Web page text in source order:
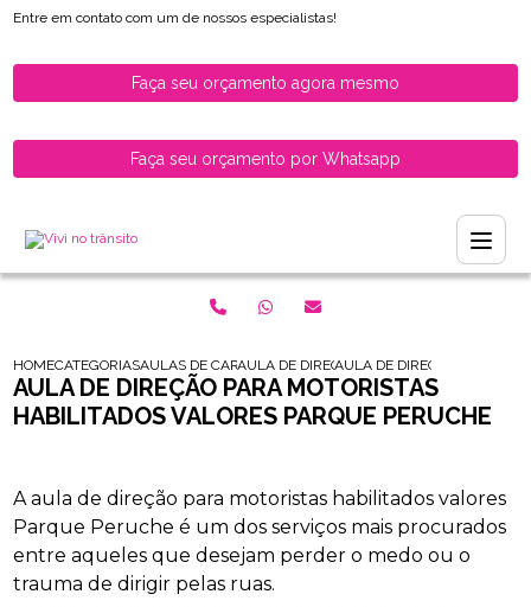
Entre em contato com um de nossos especialistas!
Faça seu orçamento agora mesmo
Faça seu orçamento por Whatsapp
HOMECATEGORIASAULAS DE CARRO PARA HABILITADOS
AULA DE DIRECAO PARA MOTORISTAS
AULA DE DIRECAO PARA
AULA DE DIREÇÃO PARA MOTORISTAS
HABILITADOS VALORES PARQUE PERUCHE
A aula de direção para motoristas habilitados valores
Parque Peruche é um dos serviços mais procurados
entre aqueles que desejam perder o medo ou o
trauma de dirigir pelas ruas.